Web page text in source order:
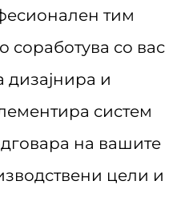
тим
соработува со вас
дизајнира и
систем
на вашите
цели и